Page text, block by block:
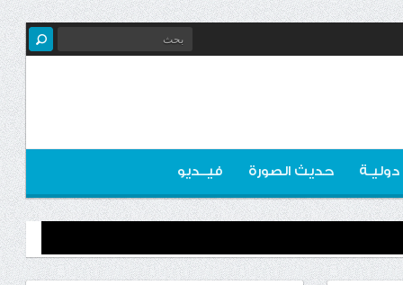
دوليـة حديث الصورة فيــديو